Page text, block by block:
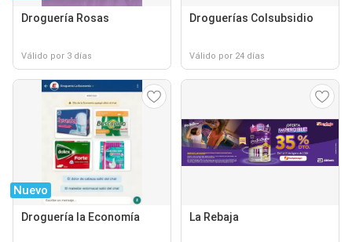
Droguería Rosas
Válido por 3 días
Droguerías Colsubsidio
Válido por 24 días
Nuevo
Droguería la Economía La Rebaja